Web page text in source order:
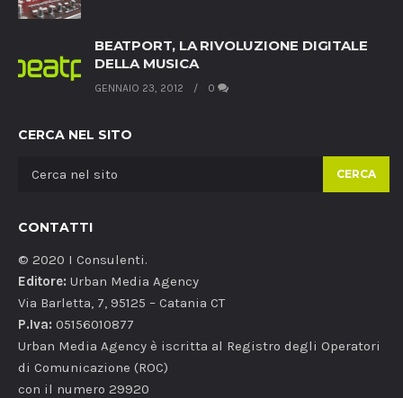
BEATPORT, LA RIVOLUZIONE DIGITALE
DELLA MUSICA
GENNAIO 23, 2012 0
CERCA NEL SITO
CERCA
CONTATTI
© 2020 I Consulenti.
Editore: Urban Media Agency
Via Barletta, 7, 95125 – Catania CT
P.Iva: 05156010877
Urban Media Agency è iscritta al Registro degli Operatori
di Comunicazione (ROC)
con il numero 29920